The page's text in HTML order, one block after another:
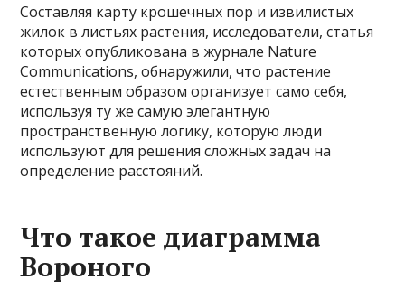
Составляя карту крошечных пор и извилистых
жилок в листьях растения, исследователи, статья
которых опубликована в журнале Nature
Communications, обнаружили, что растение
естественным образом организует само себя,
используя ту же самую элегантную
пространственную логику, которую люди
используют для решения сложных задач на
определение расстояний.
Что такое диаграмма
Вороного